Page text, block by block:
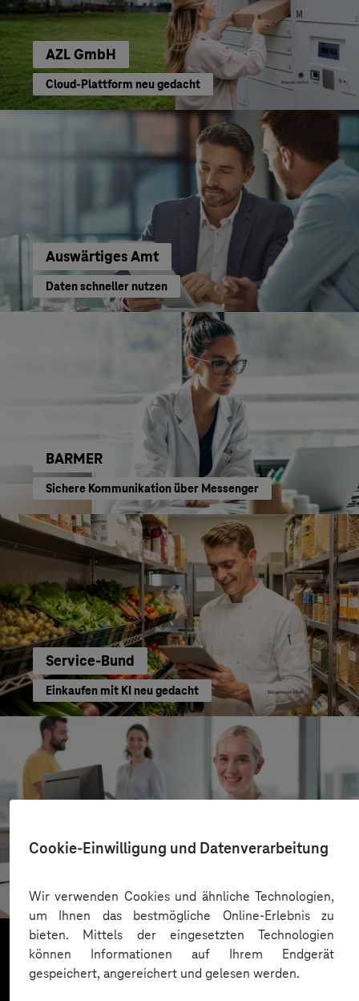
Cookie-Einwilligung und Datenverarbeitung
Wir verwenden Cookies und ähnliche Technologien,
um Ihnen das bestmögliche Online-Erlebnis zu
bieten. Mittels der eingesetzten Technologien
können Informationen auf Ihrem Endgerät
gespeichert, angereichert und gelesen werden.
AZL GmbH
Cloud-Plattform neu gedacht
Auswärtiges Amt
Daten schneller nutzen
BARMER
Sichere Kommunikation über Messenger
Service-Bund
Einkaufen mit KI neu gedacht
Kreis Bergstraße
KI für moderne Verwaltung
Mehr laden